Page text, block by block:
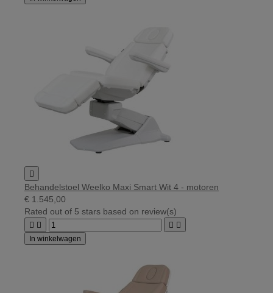

Behandelstoel Weelko Maxi Smart Wit 4 - motoren
€ 1.545,00
Rated out of 5 stars based on review(s)
   
In winkelwagen